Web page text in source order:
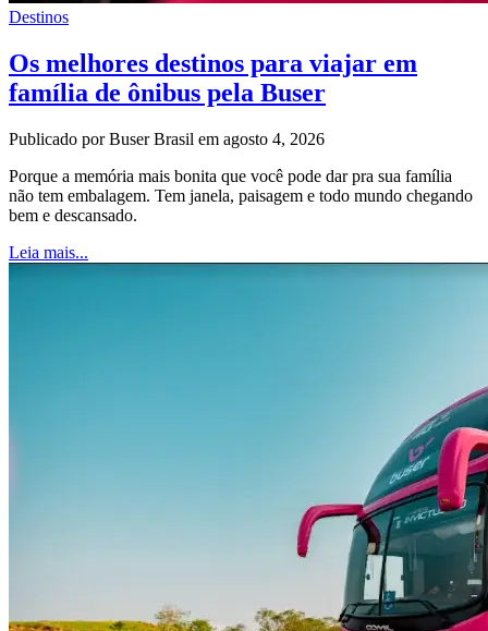
Destinos
Os melhores destinos para viajar em
família de ônibus pela Buser
Publicado por Buser Brasil em agosto 4, 2026
Porque a memória mais bonita que você pode dar pra sua família
não tem embalagem. Tem janela, paisagem e todo mundo chegando
bem e descansado.
Leia mais...